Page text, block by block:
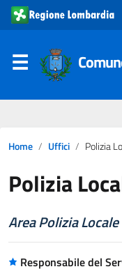
Home Uffici Polizia
Polizia
Area Polizia Locale
Responsabile del